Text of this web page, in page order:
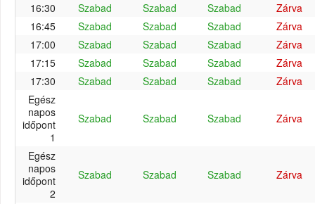
16:30 Szabad Szabad Szabad
Zárva
16:45
Szabad Szabad Szabad
Zárva
17:00
Szabad Szabad Szabad
Zárva
17:15
Szabad Szabad Szabad
Zárva
17:30
Szabad Szabad Szabad
Zárva
Egész
napos
időpont
1
Szabad Szabad Szabad Zárva
Egész
napos
időpont
2
Szabad Szabad Szabad Zárva